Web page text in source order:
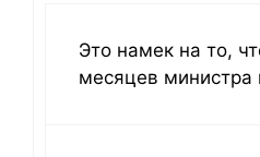
Это намек на то,
месяцев министра